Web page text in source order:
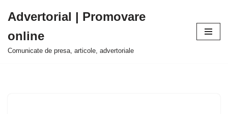
la
conținut
Advertorial | Promovare
online
Comunicate de presa, articole, advertoriale